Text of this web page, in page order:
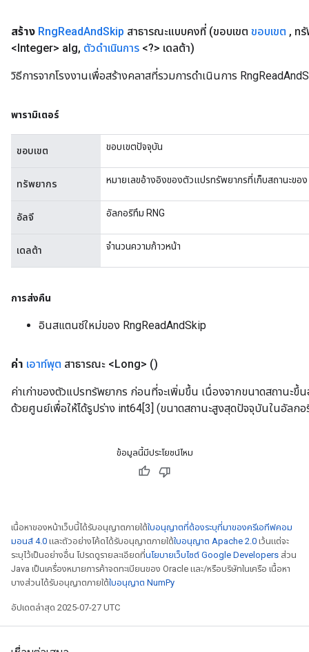
สร้าง RngReadAndSkip สาธารณะแบบคงที่ (ขอบเขต ขอบเขต , ท
<Integer> alg, ตัวดำเนินการ <?> เดลต้า)
วิธีการจากโรงงานเพื่อสร้างคลาสที่รวมการดำเนินการ
พารามิเตอร์
ขอบเขต ขอบเขตปัจจุบัน
ทรัพยากร หมายเลขอ้างอิงของตัวแปรทรัพยากรที่เก็บสถานะของ
อัลจี อัลกอริทึม RNG
เดลต้า จำนวนความก้าวหน้า
การส่งคืน
อินสแตนซ์ใหม่ของ RngReadAndSkip
ค่า เอาท์พุต สาธารณะ <Long> ()
ค่าเก่าของตัวแปรทรัพยากร ก่อนที่จะเพิ่มขึ้น เนื่องจากขนาดสถานะขึ้
ด้วยศูนย์เพื่อให้ได้รูปร่าง int64[3] (ขนาดสถานะสูงสุดปัจจุบันในอัลก
ข้อมูลนี้มีประโยชน์ไหม
เนื้อหาของหน้าเว็บนี้ได้รับอนุญาตภายใต้ใบอนุญาตที่ต้องระบุที่มาของครีเอทีฟคอม
มอนส์ 4.0 และตัวอย่างโค้ดได้รับอนุญาตภายใต้ใบอนุญาต Apache 2.0 เว้นแต่จะ
ระบุไว้เป็นอย่างอื่น โปรดดูรายละเอียดที่นโยบายเว็บไซต์ Google Developers ส่วน
Java เป็นเครื่องหมายการค้าจดทะเบียนของ Oracle และ/หรือบริษัทในเครือ เนื้อหา
บางส่วนได้รับอนุญาตภายใต้ใบอนุญาต NumPy
อัปเดตล่าสุด 2025-07-27 UTC